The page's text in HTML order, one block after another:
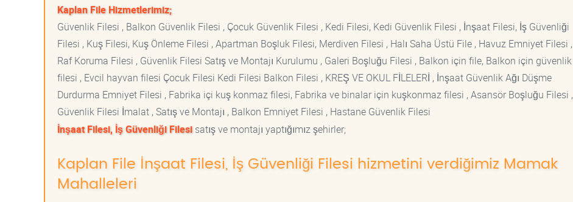
Kaplan File Hizmetlerimiz;
Güvenlik Filesi , Balkon Güvenlik Filesi , Çocuk Güvenlik Filesi , Kedi Filesi, Kedi Güvenlik Filesi , İnşaat Filesi, İş Güvenliği
Filesi , Kuş Filesi, Kuş Önleme Filesi , Apartman Boşluk Filesi, Merdiven Filesi , Halı Saha Üstü File , Havuz Emniyet Filesi ,
Raf Koruma Filesi , Güvenlik Filesi Satış ve Montajı Kurulumu , Galeri Boşluğu Filesi , Balkon için file, Balkon için güvenlik
filesi , Evcil hayvan filesi Çocuk Filesi Kedi Filesi Balkon Filesi , KREŞ VE OKUL FİLELERİ , İnşaat Güvenlik Ağı Düşme
Durdurma Emniyet Filesi , Fabrika içi kuş konmaz filesi, Fabrika ve binalar için kuşkonmaz filesi , Asansör Boşluğu Filesi ,
Güvenlik Filesi İmalat , Satış ve Montajı , Balkon Emniyet Filesi , Hastane Güvenlik Filesi
İnşaat Filesi, İş Güvenliği Filesisatış ve montajı yaptığımız şehirler;
Kaplan File İnşaat Filesi, İş Güvenliği Filesi hizmetini verdiğimiz Mamak
Mahalleleri